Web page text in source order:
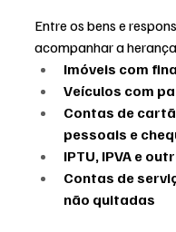
Entre os bens e
acompanhar a
Imóveis com
Veículos com
Contas de
pessoais e
IPTU, IPVA e
Contas de
não quitadas